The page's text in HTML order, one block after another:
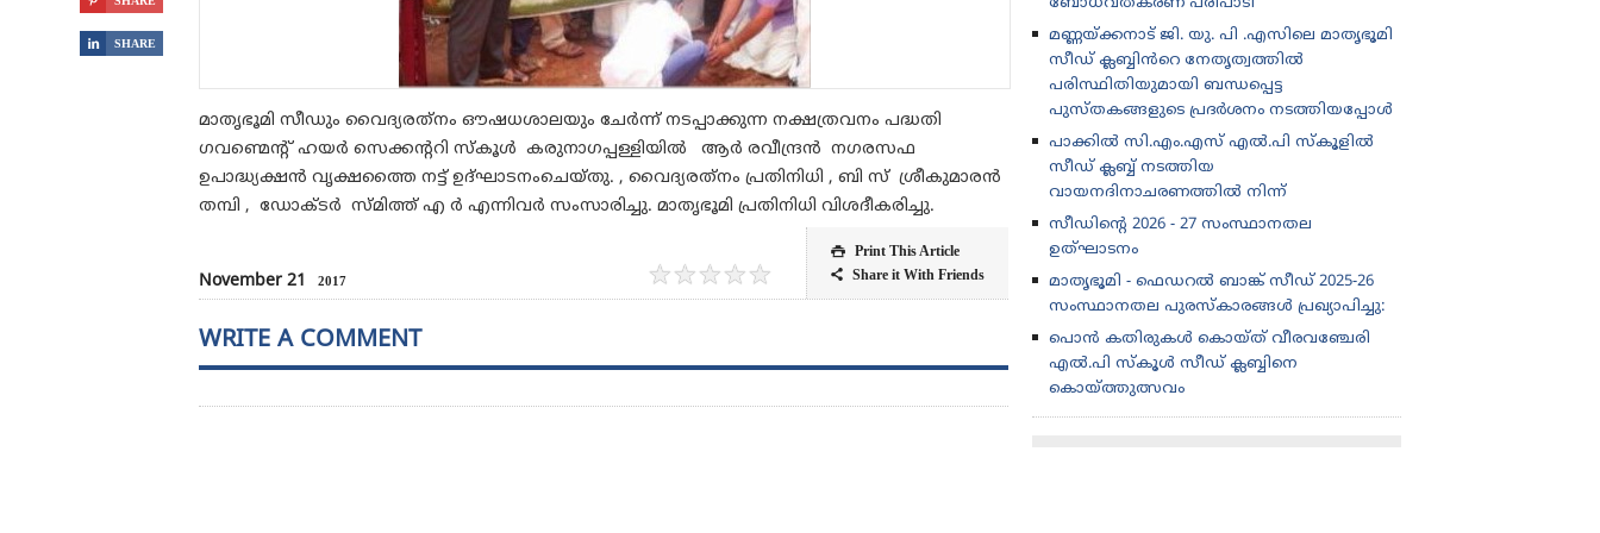
 SHARE
മാതൃഭൂമി സീഡും വൈദ്യരത്‌നം ഔഷധശാലയും ചേര്‍ന്ന് നടപ്പാക്കുന്ന നക്ഷത്രവനം പദ്ധതി
ഗവണ്മെന്റ് ഹയർ സെക്കന്ററി സ്കൂൾ കരുനാഗപ്പള്ളിയിൽ ആർ രവീന്ദ്രൻ നഗരസഫ
ഉപാദ്ധ്യക്ഷൻ വൃക്ഷത്തൈ നട്ട് ഉദ്ഘാടനംചെയ്തു. , വൈദ്യരത്‌നം പ്രതിനിധി , ബി സ് ശ്രീകുമാരൻ
തമ്പി , ഡോക്ടർ സ്മിത്ത് എ ർ എന്നിവര്‍ സംസാരിച്ചു. മാതൃഭൂമി പ്രതിനിധി വിശദീകരിച്ചു.
November 21 2017
 Print This Article
 Share it With Friends
★★★★★
WRITE A COMMENT
മണ്ണയ്ക്കനാട് ജി. യു. പി .എസിലെ മാതൃഭൂമി
സീഡ് ക്ലബ്ബിൻറെ നേതൃത്വത്തിൽ
പരിസ്ഥിതിയുമായി ബന്ധപ്പെട്ട
പുസ്തകങ്ങളുടെ പ്രദർശനം നടത്തിയപ്പോൾ
പാക്കിൽ സി.എം.എസ് എൽ.പി സ്കൂളിൽ
സീഡ് ക്ലബ്ബ് നടത്തിയ
വായനദിനാചരണത്തിൽ നിന്ന്
സീഡിന്റെ 2026 - 27 സംസ്ഥാനതല
ഉത്‌ഘാടനം
മാതൃഭൂമി - ഫെഡറൽ ബാങ്ക് സീഡ് 2025-26
സംസ്ഥാനതല പുരസ്കാരങ്ങൾ പ്രഖ്യാപിച്ചു:
പൊൻ കതിരുകൾ കൊയ്ത് വീരവഞ്ചേരി
എൽ.പി സ്കൂൾ സീഡ് ക്ലബ്ബിനെ
കൊയ്ത്തുത്സവം